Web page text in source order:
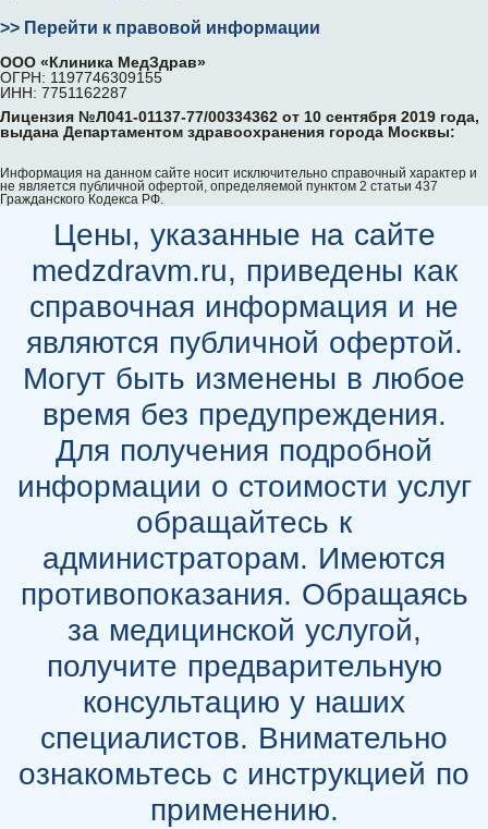
>> Перейти к правовой информации
ООО «Клиника МедЗдрав»
ОГРН: 1197746309155
ИНН: 7751162287
Лицензия №Л041-01137-77/00334362 от 10 сентября 2019 года,
выдана Департаментом здравоохранения города Москвы:
Информация на данном сайте носит исключительно справочный характер и
не является публичной офертой, определяемой пунктом 2 статьи 437
Гражданского Кодекса РФ.
Цены, указанные на сайте
medzdravm.ru, приведены как
справочная информация и не
являются публичной офертой.
Могут быть изменены в любое
время без предупреждения.
Для получения подробной
информации о стоимости услуг
обращайтесь к
администраторам. Имеются
противопоказания. Обращаясь
за медицинской услугой,
получите предварительную
консультацию у наших
специалистов. Внимательно
ознакомьтесь с инструкцией по
применению.